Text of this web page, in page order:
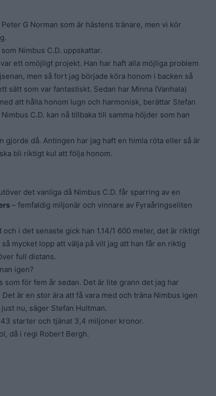
G Norman som är hästens tränare, men vi kör
Nimbus C.D. uppskattar.
ett omöjligt projekt. Han har haft alla möjliga problem
men så fort jag började köra honom i backen så
sätt som var fantastiskt. Sedan har Minna (Vanhala)
att hålla honom lugn och harmonisk, berättar Stefan
C.D. kan nå tillbaka till samma höjder som han
gjorde då. Antingen har jag haft en himla röta eller så är
bli riktigt kul att följa honom.
det vanliga då Nimbus C.D. får sparring av en
– femfaldig miljonär och vinnare av Fyraåringseliten
i det senaste gick han 1.14/1 600 meter, det är riktigt
mycket lopp att välja på vill jag att han får en riktig
full distans.
igen?
för fem år sedan. Det är lite grann det jag har
är en stor ära att få vara med och träna Nimbus igen
nu, säger Stefan Hultman.
starter och tjänat 3,4 miljoner kronor.
då i regi Robert Bergh.